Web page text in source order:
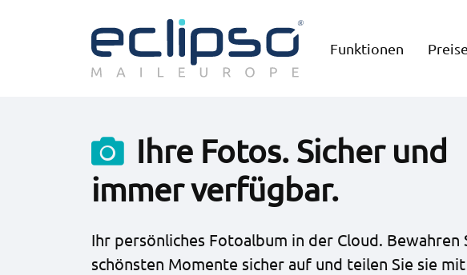
Funktionen Preise
Ihre Fotos. Sicher und
immer verfügbar.
Ihr persönliches Fotoalbum in der Cloud. Bewahren
schönsten Momente sicher auf und teilen Sie sie